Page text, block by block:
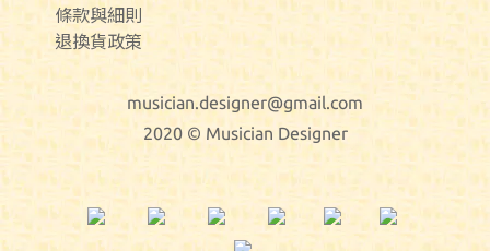
條款與細則
退換貨政策
musician.designer@gmail.com
2020 © Musician Designer